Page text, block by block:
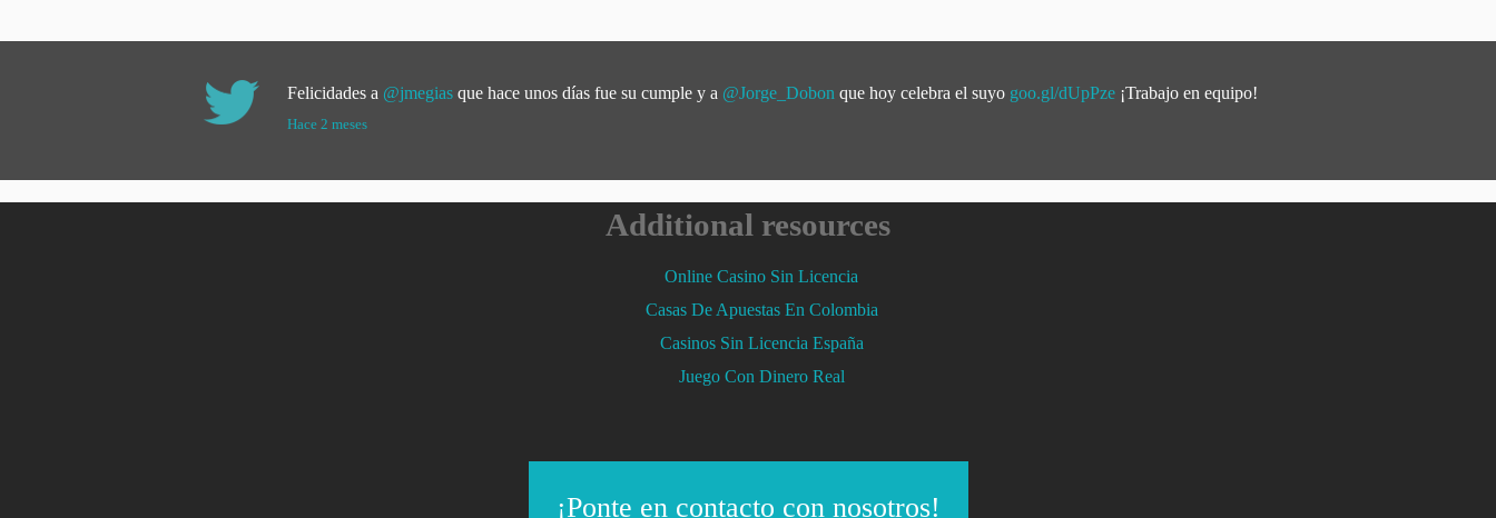
Felicidades a @jmegias que hace unos días fue su cumple y a @Jorge_Dobon que hoy celebra el suyo goo.gl/dUpPze ¡Trabajo en equipo!
Hace 2 meses
Additional resources
Online Casino Sin Licencia
Casas De Apuestas En Colombia
Casinos Sin Licencia España
Juego Con Dinero Real
¡Ponte en contacto con nosotros!